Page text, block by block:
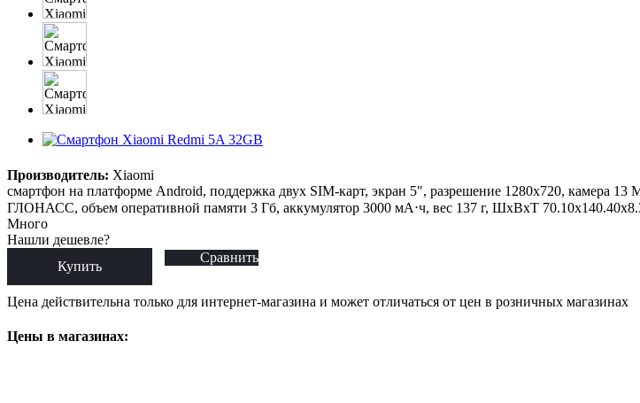
Производитель: Xiaomi
смартфон на платформе Android, поддержка двух SIM-карт, экран 5", разрешение 1280x720, камера
ГЛОНАСС, объем оперативной памяти 3 Гб, аккумулятор 3000 мА⋅ч, вес 137 г, ШxВxТ
Много
Нашли дешевле?
Купить
Сравнить
Цена действительна только для интернет-магазина и может отличаться от цен в розничных магазинах
Цены в магазинах: